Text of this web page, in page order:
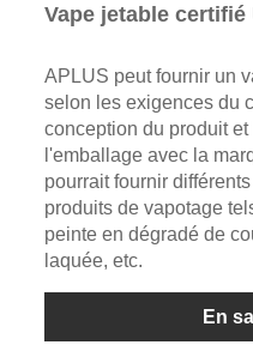
Vape jetable certifié
APLUS peut fournir un
selon les exigences du
conception du produit
l'emballage avec la
pourrait fournir
produits de vapotage
peinte en dégradé de
laquée, etc.
En